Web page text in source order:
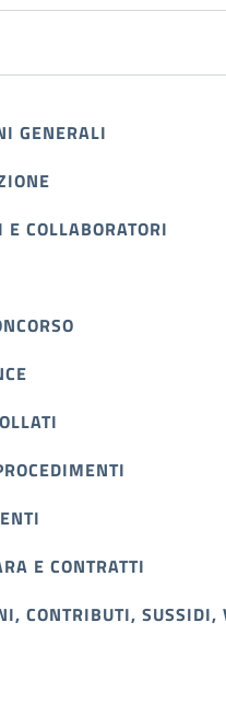
GENERALI
E COLLABORATORI
E CONTRATTI
CONTRIBUTI, SUSSIDI,